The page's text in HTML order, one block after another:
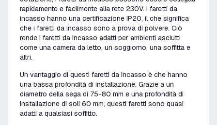
rapidamente e facilmente alla rete 230V. I faretti da
incasso hanno una certificazione IP20, il che significa
che i faretti da incasso sono a prova di polvere. Ciò
rende i faretti da incasso adatti per ambienti asciutti
come una camera da letto, un soggiorno, una soffitta e
altri.
Un vantaggio di questi faretti da incasso è che hanno
una bassa profondità di installazione. Grazie a un
diametro della sega di 75-80 mm e una profondità di
installazione di soli 60 mm, questi faretti sono quasi
adatti a qualsiasi soffitto.